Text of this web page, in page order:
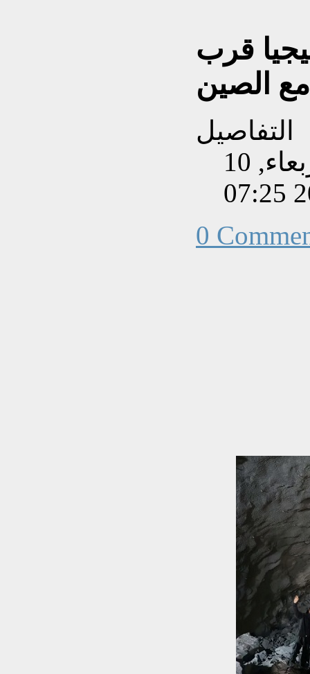
قرب
الصين
التفاصيل
تم إنشاءه بتاريخ الأربعاء, 10
0